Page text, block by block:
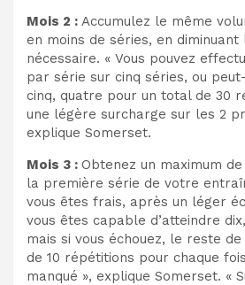
Mois 2 : Accumulez le même
en moins de séries, en
nécessaire. « Vous pouvez
par série sur cinq séries, ou
cinq, quatre pour un total de 30
une légère surcharge sur les 2
explique Somerset.
Mois 3 : Obtenez un maximum
la première série de votre
vous êtes frais, après un léger
vous êtes capable d’atteindre
mais si vous échouez, le reste
de 10 répétitions pour chaque
manqué », explique Somerset. «